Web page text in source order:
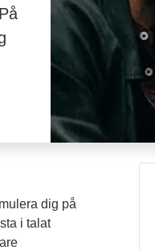
dig på
i talat